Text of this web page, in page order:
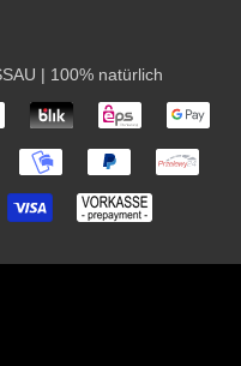
| 100% natürlich